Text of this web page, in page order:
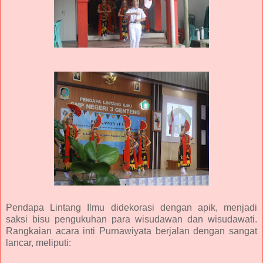
Pendapa Lintang Ilmu didekorasi dengan apik, menjadi
saksi bisu pengukuhan para wisudawan dan wisudawati.
Rangkaian acara inti Purnawiyata berjalan dengan sangat
lancar, meliputi: